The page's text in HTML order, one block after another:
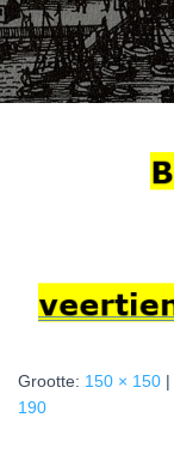
Grootte: 150 × 150 |
190